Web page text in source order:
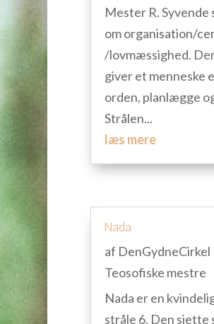
Mester R.
om organisation/
/lovmæssighed.
giver et menneske
orden, planlægge
Strålen...
læs mere
Nada
af DenGydneCirkel
Teosofiske mestre
Nada er en
stråle 6. Den sjette